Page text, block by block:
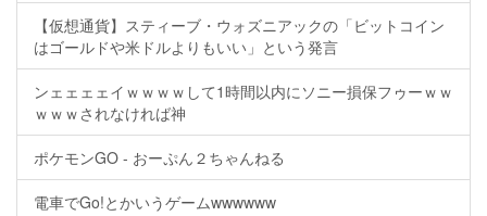
【仮想通貨】スティーブ・ウォズニアックの「ビットコイン
はゴールドや米ドルよりもいい」という発言
ンェェェェイｗｗｗｗして1時間以内にソニー損保フゥーｗｗ
ｗｗｗされなければ神
ポケモンGO - おーぷん２ちゃんねる
電車でGo!とかいうゲームwwwwww